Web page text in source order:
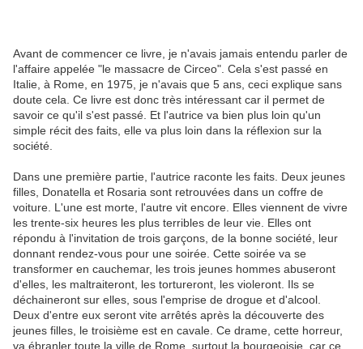
Avant de commencer ce livre, je n'avais jamais entendu parler de
l'affaire appelée "le massacre de Circeo". Cela s'est passé en
Italie, à Rome, en 1975, je n'avais que 5 ans, ceci explique sans
doute cela. Ce livre est donc très intéressant car il permet de
savoir ce qu'il s'est passé. Et l'autrice va bien plus loin qu'un
simple récit des faits, elle va plus loin dans la réflexion sur la
société.
Dans une première partie, l'autrice raconte les faits. Deux jeunes
filles, Donatella et Rosaria sont retrouvées dans un coffre de
voiture. L'une est morte, l'autre vit encore. Elles viennent de vivre
les trente-six heures les plus terribles de leur vie. Elles ont
répondu à l'invitation de trois garçons, de la bonne société, leur
donnant rendez-vous pour une soirée. Cette soirée va se
transformer en cauchemar, les trois jeunes hommes abuseront
d'elles, les maltraiteront, les tortureront, les violeront. Ils se
déchaineront sur elles, sous l'emprise de drogue et d'alcool.
Deux d'entre eux seront vite arrêtés après la découverte des
jeunes filles, le troisième est en cavale. Ce drame, cette horreur,
va ébranler toute la ville de Rome, surtout la bourgeoisie, car ce